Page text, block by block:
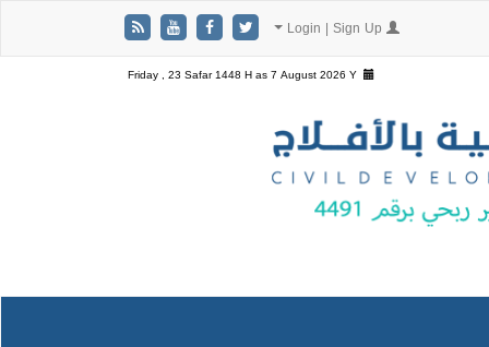
Friday , 23 Safar 1448 H as7 August 2026 Y